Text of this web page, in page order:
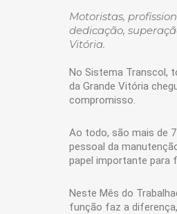
Motoristas,
dedicação,
Vitória.
No Sistema Transcol,
da Grande Vitória
compromisso.
Ao todo, são mais de
pessoal da
papel importante para
Neste Mês do
função faz a